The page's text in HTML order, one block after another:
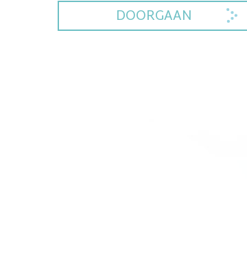
DOORGAAN